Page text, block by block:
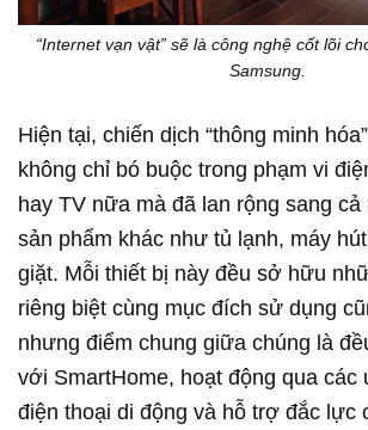
“Internet vạn vật” sẽ là công nghệ cốt lõi
Samsung.
Hiện tại, chiến dịch “thông minh
không chỉ bó buộc trong phạm vi
hay TV nữa mà đã lan rộng sang
sản phẩm khác như tủ lạnh, máy
giặt. Mỗi thiết bị này đều sở hữu
riêng biệt cùng mục đích sử dụng
nhưng điểm chung giữa chúng là
với SmartHome, hoạt động qua các
điện thoại di động và hỗ trợ đắc lực